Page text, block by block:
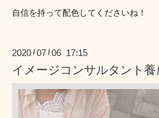
自信を持って配色してくださいね！
2020 /07 /06 17:15
イメージコンサルタント